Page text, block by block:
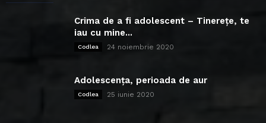
Crima de a fi adolescent – Tinerețe, te
iau cu mine...
Codlea 24 noiembrie 2020
Adolescența, perioada de aur
Codlea 25 iunie 2020